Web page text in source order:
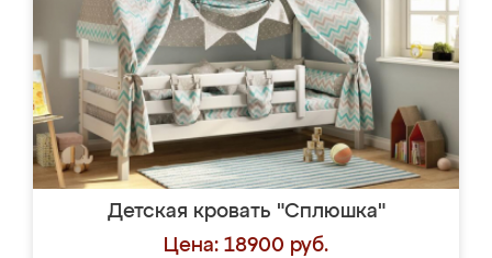
Детская кровать "Сплюшка"
Цена: 18900 руб.